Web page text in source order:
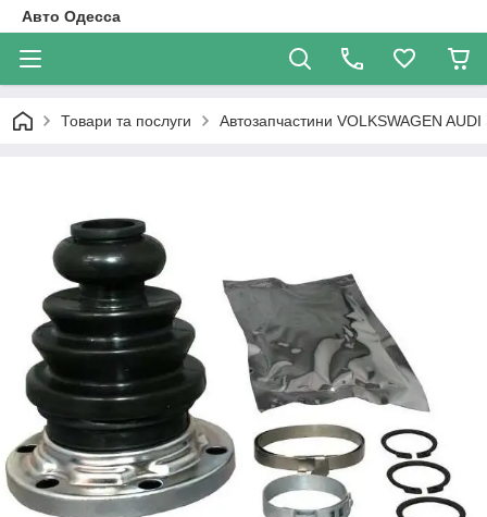
Авто Одесса
Товари та послуги Автозапчастини VOLKSWAGEN AUDI